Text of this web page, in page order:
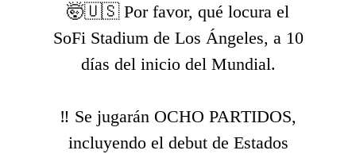
🤯🇺🇸 Por favor, qué locura el
SoFi Stadium de Los Ángeles, a 10
días del inicio del Mundial.
‼️ Se jugarán OCHO PARTIDOS,
incluyendo el debut de Estados